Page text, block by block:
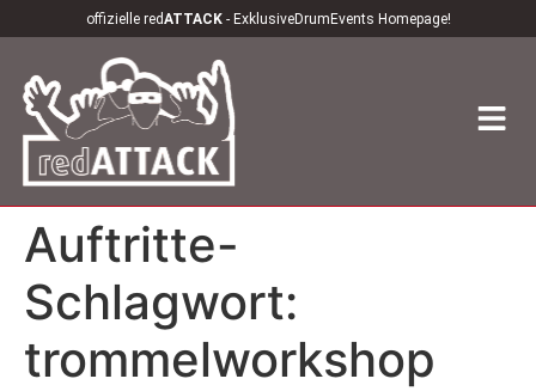
offizielle redATTACK- ExklusiveDrumEvents Homepage!
Auftritte-
Schlagwort:
trommelworkshop